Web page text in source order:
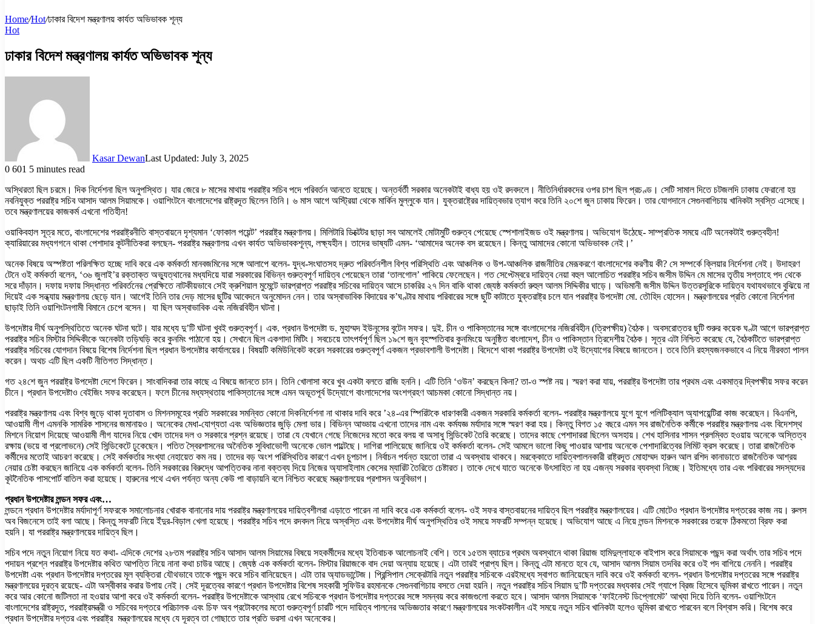
Home/Hot/ঢাকার বিদেশ মন্ত্রণালয় কার্যত অভিভাবক শূন্য
Hot
ঢাকার বিদেশ মন্ত্রণালয় কার্যত অভিভাবক শূন্য
Kasar DewanLast Updated: July 3, 2025
0 601 5 minutes read
অস্থিরতা ছিল চরমে। দিক নির্দেশনা ছিল অনুপস্থিত। যার জেরে ৮ মাসের মাথায় পররাষ্ট্র সচিব পদে পরিবর্তন আনতে হয়েছে। অন্তর্বর্তী সরকার অনেকটাই বাধ্য হয় ওই রদবদলে। নীতিনির্ধারকদের ওপর চাপ ছিল প্রচণ্ড। সেটি সামাল দিতে চটজলদি ঢাকায় ফেরানো হয়
নবনিযুক্ত পররাষ্ট্র সচিব আসাদ আলম সিয়ামকে। ওয়াশিংটনে বাংলাদেশের রাষ্ট্রদূত ছিলেন তিনি। ৬ মাস আগে অস্ট্রিয়া থেকে মার্কিন মুল্লুকে যান। যুক্তরাষ্ট্রের দায়িত্বভার ত্যাগ করে তিনি ২০শে জুন ঢাকায় ফিরেন। তার যোগদানে সেগুনবাগিচায় খানিকটা স্বস্তি এসেছে।
তবে মন্ত্রণালয়ের কাজকর্ম এখনো গতিহীন!
ওয়াকিবহাল সূত্র মতে, বাংলাদেশের পররাষ্ট্রনীতি বাস্তবায়নে দৃশ্যমান ‘ফোকাল পয়েন্ট’ পররাষ্ট্র মন্ত্রণালয়। মিলিটারি ডিক্টেটর ছাড়া সব আমলেই মোটামুটি গুরুত্ব পেয়েছে স্পেশালাইজড ওই মন্ত্রণালয়। অভিযোগ উঠেছে- সাম্প্রতিক সময়ে এটি অনেকটাই গুরুত্বহীন!
ক্যারিয়ারের মধ্যগগনে থাকা পেশাদার কূটনীতিকরা বলছেন- পররাষ্ট্র মন্ত্রণালয় এখন কার্যত অভিভাবকশূন্য, লক্ষ্যহীন। তাদের ভাষ্যটি এমন- ‘আমাদের অনেক বস রয়েছেন। কিন্তু আমাদের কোনো অভিভাবক নেই।’
অনেক বিষয়ে অস্পষ্টতা পরিলক্ষিত হচ্ছে দাবি করে এক কর্মকর্তা মানবজমিনের সঙ্গে আলাপে বলেন- যুদ্ধ-সংঘাতসহ দ্রুত পরিবর্তনশীল বিশ্ব পরিস্থিতি এবং আঞ্চলিক ও উপ-আঞ্চলিক রাজনীতির মেরূকরণে বাংলাদেশের করণীয় কী? সে সম্পর্কে ক্লিয়ার নির্দেশনা নেই। উদাহরণ
টেনে ওই কর্মকর্তা বলেন, ‘৩৬ জুলাই’র রক্তাক্ত অভ্যুত্থানের মধ্যদিয়ে যারা সরকারের বিভিন্ন গুরুত্বপূর্ণ দায়িত্ব পেয়েছেন তারা ‘তালগোল’ পাকিয়ে ফেলেছেন। গত সেপ্টেম্বরে দায়িত্ব নেয়া বহুল আলোচিত পররাষ্ট্র সচিব জসীম উদ্দিন মে মাসের তৃতীয় সপ্তাহে পদ থেকে
সরে দাঁড়ান। দফায় দফায় সিদ্ধান্ত পরিবর্তনের প্রেক্ষিতে নাটকীয়ভাবে সেই ক্রুশিয়াল মুমেন্টে ভারপ্রাপ্ত পররাষ্ট্র সচিবের দায়িত্ব আসে চাকরির ২৭ দিন বাকি থাকা জ্যেষ্ঠ কর্মকর্তা রুহুল আলম সিদ্দিকীর ঘাড়ে। অভিমানী জসীম উদ্দিন উত্তরসূরিকে দায়িত্ব যথাযথভাবে বুঝিয়ে না
দিয়েই এক সন্ধ্যায় মন্ত্রণালয় ছেড়ে যান। আগেই তিনি তার দেড় মাসের ছুটির আবেদনে অনুমোদন নেন। তার অস্বাভাবিক বিদায়ের ক’ঘণ্টার মাথায় পরিবারের সঙ্গে ছুটি কাটাতে যুক্তরাষ্ট্র চলে যান পররাষ্ট্র উপদেষ্টা মো. তৌহিদ হোসেন। মন্ত্রণালয়ের প্রতি কোনো নির্দেশনা
ছাড়াই তিনি ওয়াশিংটনগামী বিমানে চেপে বসেন। যা ছিল অস্বাভাবিক এবং নজিরবিহীন ঘটনা।
উপদেষ্টার দীর্ঘ অনুপস্থিতিতে অনেক ঘটনা ঘটে। যার মধ্যে দু’টি ঘটনা খুবই গুরুত্বপূর্ণ। এক. প্রধান উপদেষ্টা ড. মুহাম্মদ ইউনূসের বৃটেন সফর। দুই. চীন ও পাকিস্তানের সঙ্গে বাংলাদেশের নজিরবিহীন (ত্রিপক্ষীয়) বৈঠক। অবসরোত্তর ছুটি শুরুর কয়েক ঘণ্টা আগে ভারপ্রাপ্ত
পররাষ্ট্র সচিব মিস্টার সিদ্দিকীকে অনেকটা তড়িঘড়ি করে কুনমিং পাঠানো হয়। সেখানে ছিল একগাদা মিটিং। সবচেয়ে তাৎপর্যপূর্ণ ছিল ১৯শে জুন বৃহস্পতিবার কুনমিংয়ে অনুষ্ঠিত বাংলাদেশ, চীন ও পাকিস্তান ত্রিদেশীয় বৈঠক। সূত্র এটা নিশ্চিত করেছে যে, বৈঠকটিতে ভারপ্রাপ্ত
পররাষ্ট্র সচিবের যোগদান বিষয়ে বিশেষ নির্দেশনা ছিল প্রধান উপদেষ্টার কার্যালয়ের। বিষয়টি কমিউনিকেট করেন সরকারের গুরুত্বপূর্ণ একজন প্রভাবশালী উপদেষ্টা। বিদেশে থাকা পররাষ্ট্র উপদেষ্টা ওই উদ্যোগের বিষয়ে জানতেন। তবে তিনি রহস্যজনকভাবে এ নিয়ে নীরবতা পালন
করেন। অথচ এটি ছিল একটি নীতিগত সিদ্ধান্ত।
গত ২৪শে জুন পররাষ্ট্র উপদেষ্টা দেশে ফিরেন। সাংবাদিকরা তার কাছে এ বিষয়ে জানতে চান। তিনি খোলাসা করে খুব একটা বলতে রাজি হননি। এটি তিনি ‘ওউন’ করছেন কিনা? তা-ও স্পষ্ট নয়। স্মরণ করা যায়, পররাষ্ট্র উপদেষ্টা তার প্রথম এবং একমাত্র দ্বিপক্ষীয় সফর করেন
চীনে। প্রধান উপদেষ্টাও বেইজিং সফর করেছেন। ফলে চীনের মধ্যস্থতায় পাকিস্তানের সঙ্গে এমন অভূতপূর্ব উদ্যোগে বাংলাদেশের অংশগ্রহণ আচমকা কোনো সিদ্ধান্ত নয়।
পররাষ্ট্র মন্ত্রণালয় এবং বিশ্ব জুড়ে থাকা দূতাবাস ও মিশনসমূহের প্রতি সরকারের সমন্বিত কোনো দিকনির্দেশনা না থাকার দাবি করে ’২৪-এর স্পিরিটকে ধারণকারী একজন সরকারি কর্মকর্তা বলেন- পররাষ্ট্র মন্ত্রণালয়ে যুগে যুগে পলিটিক্যাল অ্যাপয়েন্টিরা কাজ করেছেন। বিএনপি,
আওয়ামী লীগ এমনকি সামরিক শাসনের জমানায়ও। অনেকের মেধা-যোগ্যতা এবং অভিজ্ঞতার জুড়ি মেলা ভার। বিভিন্ন আড্ডায় এখনো তাদের নাম এবং কর্মযজ্ঞ মর্যাদার সঙ্গে স্মরণ করা হয়। কিন্তু বিগত ১৫ বছরে এমন সব রাজনৈতিক কর্মীকে পররাষ্ট্র মন্ত্রণালয় এবং বিদেশস্থ
মিশনে নিয়োগ দিয়েছে আওয়ামী লীগ যাদের নিয়ে খোদ তাদের দল ও সরকারে প্রশ্ন রয়েছে। তারা যে যেখানে গেছে নিজেদের মতো করে বলয় বা অসাধু সিন্ডিকেট তৈরি করেছে। তাদের কাছে পেশাদাররা ছিলেন অসহায়। শেখ হাসিনার শাসন প্রলম্বিত হওয়ায় অনেকে অস্তিত্ব
রক্ষায় (ভয়ে বা প্রলোভনে) সেই সিন্ডিকেটে ঢুকেছেন। পতিত স্বৈরশাসনের অনৈতিক সুবিধাভোগী অনেকে ভোল পাল্টেছে। দাগিরা পালিয়েছে জানিয়ে ওই কর্মকর্তা বলেন- সেই আমলে ভালো কিছু পাওয়ার আশায় অনেকে পেশাদারিত্বের লিমিট ক্রস করেছে। তারা রাজনৈতিক
কর্মীদের মতোই আচরণ করেছে। সেই কর্মকর্তার সংখ্যা নেহায়েত কম নয়। তাদের বড় অংশ পরিস্থিতির কারণে এখন চুপচাপ। নির্বাচন পর্যন্ত হয়তো তারা এ অবস্থায় থাকবে। মরক্কোতে দায়িত্বপালনকারী রাষ্ট্রদূত মোহাম্মদ হারুন আল রশিদ কানাডাতে রাজনৈতিক আশ্রয়
নেয়ার চেষ্টা করছেন জানিয়ে এক কর্মকর্তা বলেন- তিনি সরকারের বিরুদ্ধে আপত্তিকর নানা বক্তব্য দিয়ে নিজের অ্যাসাইলাম কেসের ম্যারিট তৈরিতে চেষ্টারত। তাকে দেখে যাতে অনেকে উৎসাহিত না হয় এজন্য সরকার ব্যবস্থা নিচ্ছে। ইতিমধ্যে তার এবং পরিবারের সদস্যদের
কূটনৈতিক পাসপোর্ট বাতিল করা হয়েছে। হারুনের পথে এখন পর্যন্ত অন্য কেউ পা বাড়ায়নি বলে নিশ্চিত করেছে মন্ত্রণালয়ের প্রশাসন অনুবিভাগ।
প্রধান উপদেষ্টার লন্ডন সফর এবং…
লন্ডনে প্রধান উপদেষ্টার মর্যাদাপূর্ণ সফরকে সমালোচনার খোরাক বানানোর দায় পররাষ্ট্র মন্ত্রণালয়ের দায়িত্বশীলরা এড়াতে পারেন না দাবি করে এক কর্মকর্তা বলেন- ওই সফর বাস্তবায়নের দায়িত্ব ছিল পররাষ্ট্র মন্ত্রণালয়ের। এটি মোটেও প্রধান উপদেষ্টার দপ্তরের কাজ নয়। রুলস
অব বিজনেসে তাই বলা আছে। কিন্তু সফরটি নিয়ে ইঁদুর-বিড়াল খেলা হয়েছে। পররাষ্ট্র সচিব পদে রদবদল নিয়ে অস্বস্তি এবং উপদেষ্টার দীর্ঘ অনুপস্থিতির ওই সময়ে সফরটি সম্পন্ন হয়েছে। অভিযোগ আছে এ নিয়ে লন্ডন মিশনকে সরকারের তরফে ঠিকমতো ব্রিফ করা
হয়নি। যা পররাষ্ট্র মন্ত্রণালয়ের দায়িত্ব ছিল।
সচিব পদে নতুন নিয়োগ নিয়ে যত কথা- এদিকে দেশের ২৮তম পররাষ্ট্র সচিব আসাদ আলম সিয়ামের বিষয়ে সহকর্মীদের মধ্যে ইতিবাচক আলোচনাই বেশি। তবে ১৫তম ব্যাচের প্রথম অবস্থানে থাকা রিয়াজ হামিদুল্লাহকে বাইপাস করে সিয়ামকে পছন্দ করা অর্থাৎ তার সচিব পদে
পদায়ন প্রশ্নে পররাষ্ট্র উপদেষ্টার কথিত আপত্তি নিয়ে নানা কথা চাউর আছে। জ্যেষ্ঠ এক কর্মকর্তা বলেন- মিস্টার রিয়াজকে বাদ দেয়া অন্যায় হয়েছে। এটা তারই প্রাপ্য ছিল। কিন্তু এটা মানতে হবে যে, আসাদ আলম সিয়াম তদবির করে ওই পদ বাগিয়ে নেননি। পররাষ্ট্র
উপদেষ্টা এবং প্রধান উপদেষ্টার দপ্তরের মূল ব্যক্তিরা যৌথভাবে তাকে পছন্দ করে সচিব বানিয়েছেন। এটা তার অ্যাডভান্টেজ। প্রিন্সিপাল সেক্রেটারি নতুন পররাষ্ট্র সচিবকে এরইমধ্যে স্বাগত জানিয়েছেন দাবি করে ওই কর্মকর্তা বলেন- প্রধান উপদেষ্টার দপ্তরের সঙ্গে পররাষ্ট্র
মন্ত্রণালয়ের দূরত্ব রয়েছে- এটা অস্বীকার করার উপায় নেই। সেই দূরত্বের কারণে প্রধান উপদেষ্টার বিশেষ সহকারী সুফিউর রহমানকে সেগুনবাগিচায় বসতে দেয়া হয়নি। নতুন পররাষ্ট্র সচিব সিয়াম দু’টি দপ্তরের মধ্যকার সেই গ্যাপে ব্রিজ হিসেবে ভূমিকা রাখতে পারেন। নতুন
করে আর কোনো জটিলতা না হওয়ার আশা করে ওই কর্মকর্তা বলেন- পররাষ্ট্র উপদেষ্টাকে আস্থায় রেখে সচিবকে প্রধান উপদেষ্টার দপ্তরের সঙ্গে সমন্বয় করে কাজগুলো করতে হবে। আসাদ আলম সিয়ামকে ‘ফাইনেস্ট ডিপ্লোমেট’ আখ্যা দিয়ে তিনি বলেন- ওয়াশিংটনে
বাংলাদেশের রাষ্ট্রদূত, পররাষ্ট্রমন্ত্রী ও সচিবের দপ্তরে পরিচালক এবং চিফ অব প্রটোকলের মতো গুরুত্বপূর্ণ চারটি পদে দায়িত্ব পালনের অভিজ্ঞতার কারণে মন্ত্রণালয়ের সংকটকালীন এই সময়ে নতুন সচিব খানিকটা হলেও ভূমিকা রাখতে পারবেন বলে বিশ্বাস করি। বিশেষ করে
প্রধান উপদেষ্টার দপ্তর এবং পররাষ্ট্র মন্ত্রণালয়ের মধ্যে যে দূরত্ব তা গোছাতে তার প্রতি ভরসা এখন অনেকের।